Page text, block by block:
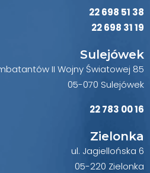
22 698 51 38
22 698 31 19
Sulejówek
II Wojny Światowej 85
05-070 Sulejówek
22 783 00 16
Zielonka
ul. Jagiellońska 6
05-220 Zielonka